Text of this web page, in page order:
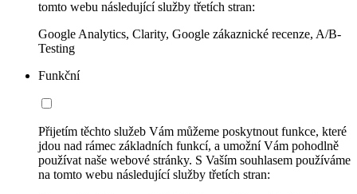
tomto webu následující služby třetích stran:
Google Analytics, Clarity, Google zákaznické recenze, A/B-
Testing
Funkční
Přijetím těchto služeb Vám můžeme poskytnout funkce, které
jdou nad rámec základních funkcí, a umožní Vám pohodlně
používat naše webové stránky. S Vaším souhlasem používáme
na tomto webu následující služby třetích stran: